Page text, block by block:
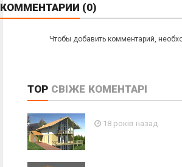
КОММЕНТАРИИ (0)
Чтобы добавить комментарий,
TOP СВІЖЕ КОМЕНТАРІ
18 років назад